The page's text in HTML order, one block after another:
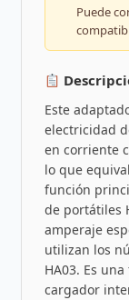
Puede
Este
electricidad
en corriente
lo que
función
de portátiles
amperaje
utilizan los
HA03. Es
cargador